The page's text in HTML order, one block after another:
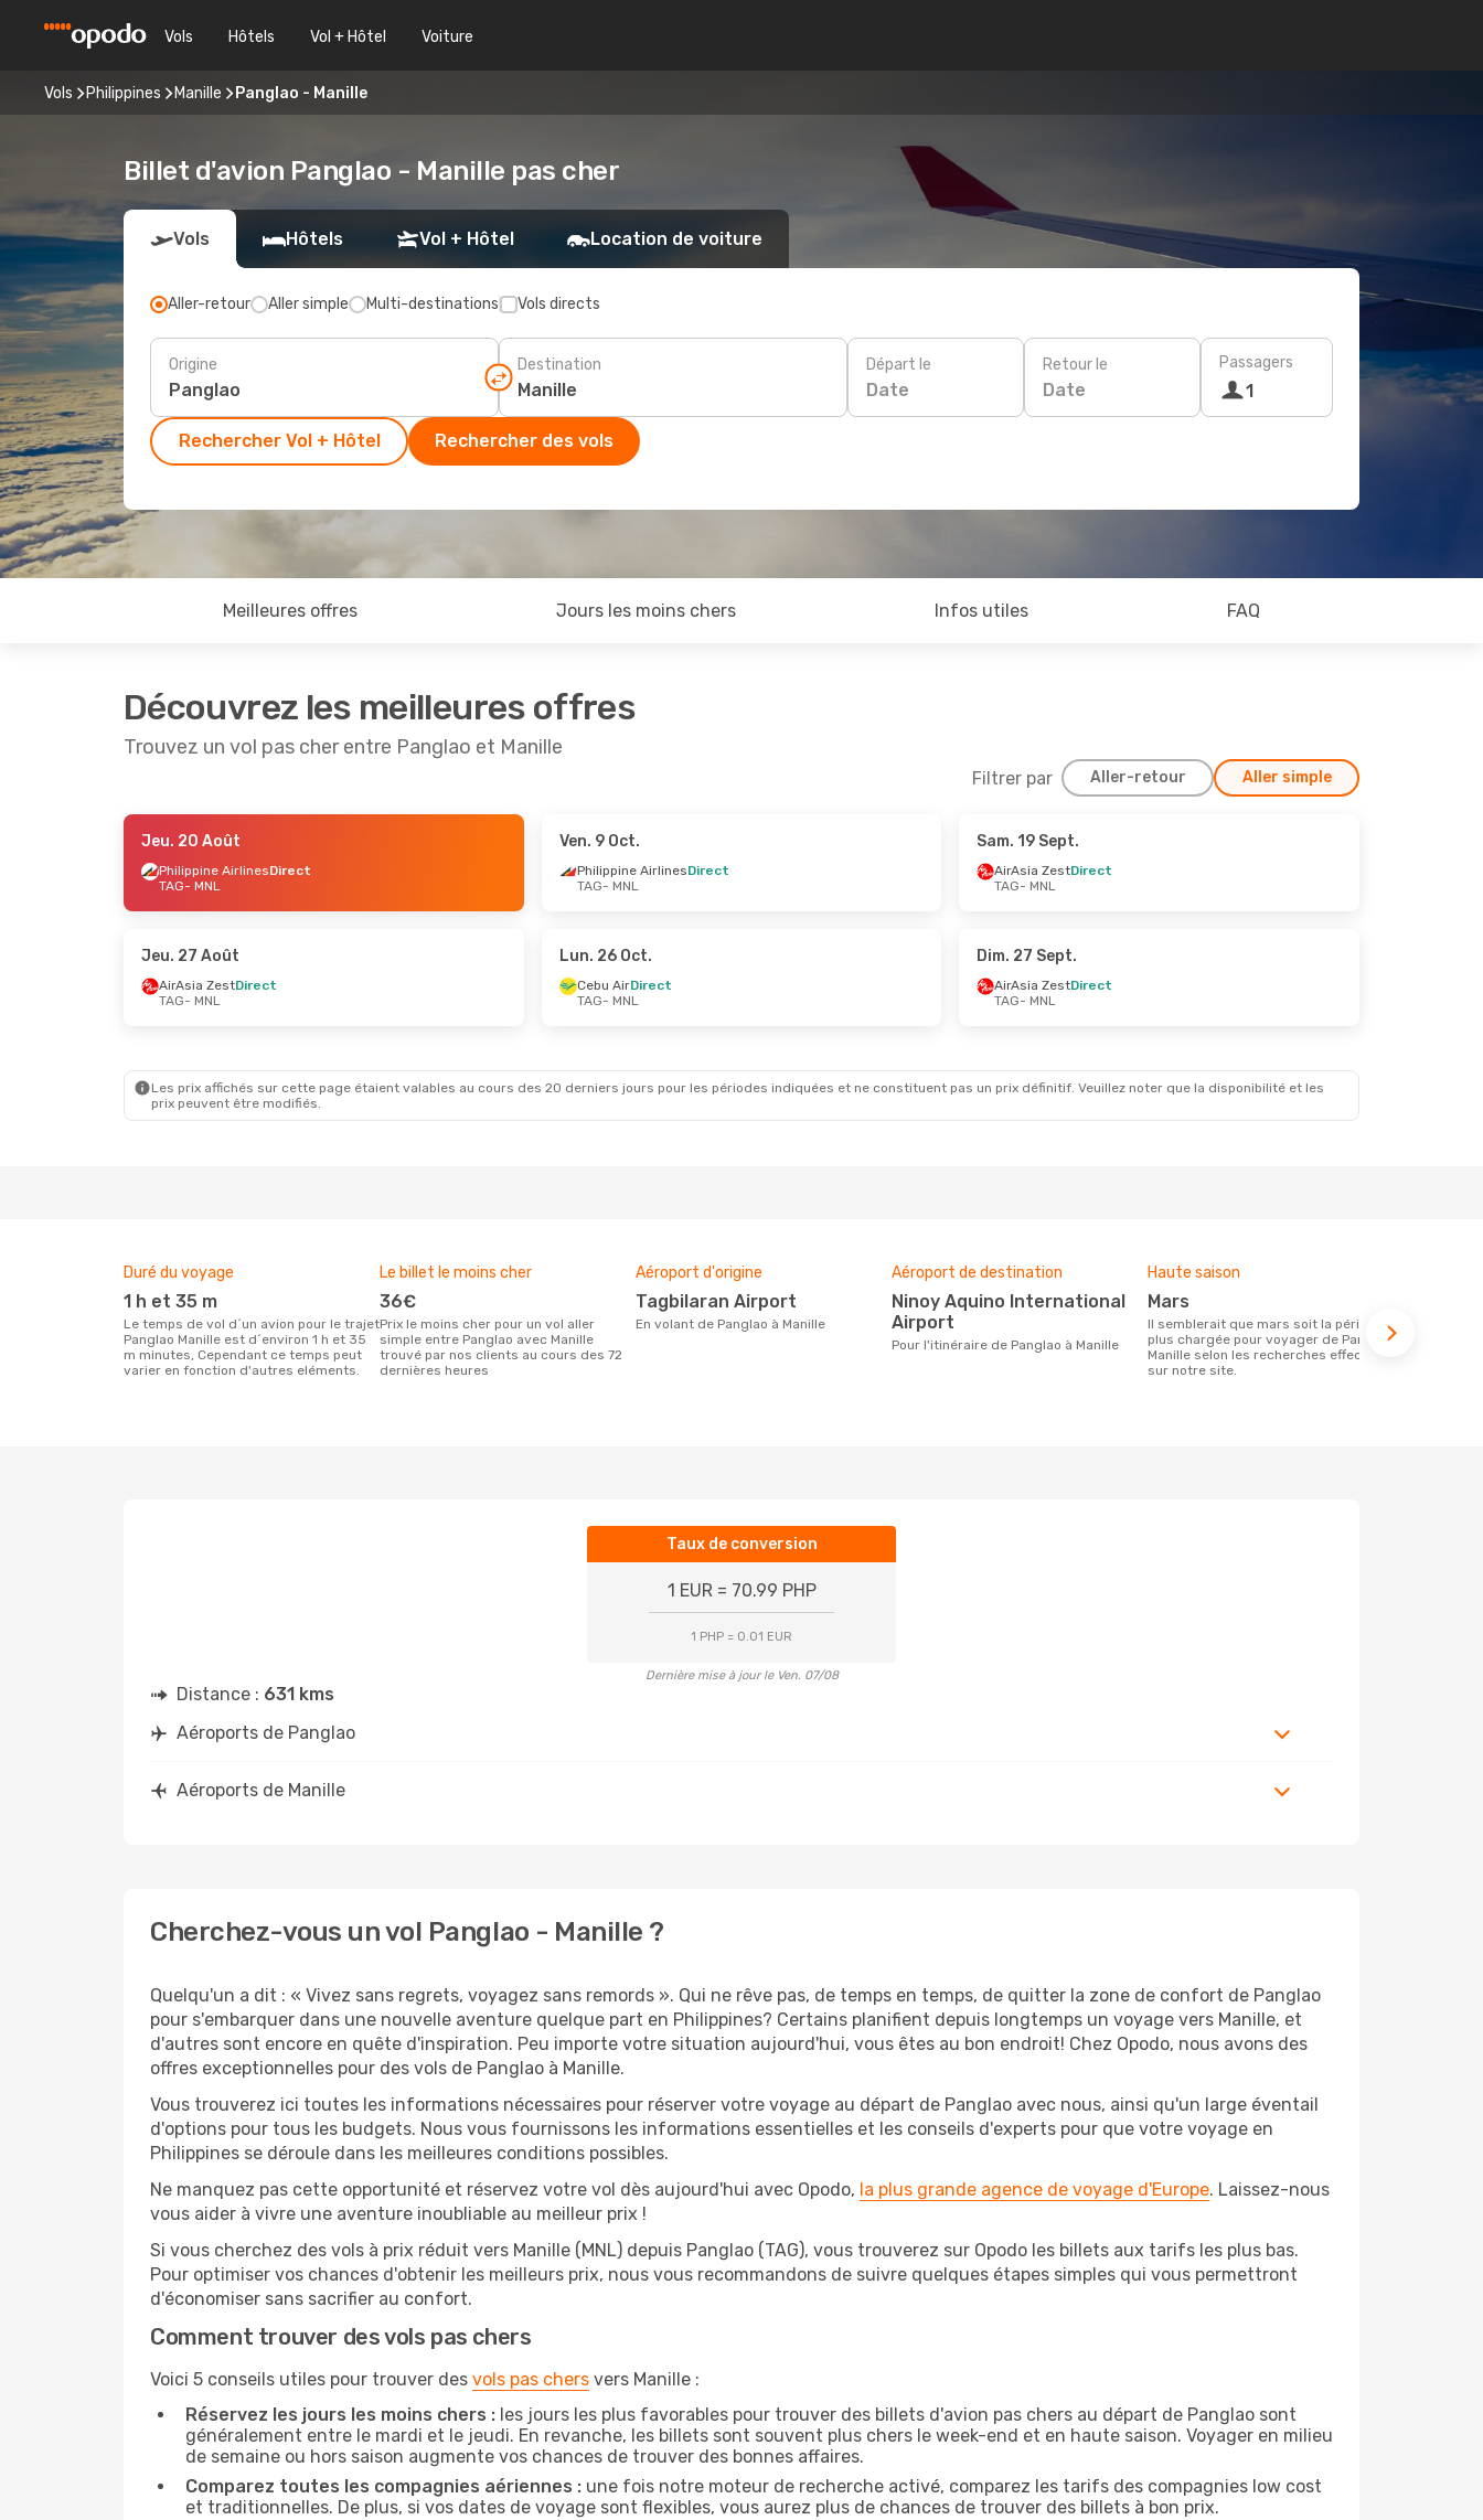
Vols Hôtels Vol + Hôtel Voiture
Vols Philippines Manille Panglao - Manille
Billet d'avion Panglao - Manille pas cher
Vols Hôtels Vol + Hôtel Location de voiture
Aller-retour Aller simple Multi-destinations Vols directs
Origine Destination Départ le
Date
Retour le
Date
Passagers
1
Rechercher Vol + Hôtel Rechercher des vols
Meilleures offres Jours les moins chers Infos utiles FAQ
Découvrez les meilleures offres
Trouvez un vol pas cher entre Panglao et Manille
Filtrer par Aller-retour Aller simple
- Mar. 8 Sept.
Direct
- Mar. 29 Sept.
Jeu. 20 Août
Philippine AirlinesDirect
TAG- MNL
Ven. 9 Oct.
Philippine AirlinesDirect
TAG- MNL
Sam. 19 Sept.
AirAsia ZestDirect
TAG- MNL
Jeu. 27 Août
AirAsia ZestDirect
TAG- MNL
Lun. 26 Oct.
Cebu AirDirect
TAG- MNL
Dim. 27 Sept.
AirAsia ZestDirect
TAG- MNL
Les prix affichés sur cette page étaient valables au cours des 20 derniers jours pour les périodes indiquées et ne constituent pas un prix définitif. Veuillez noter que la disponibilité et les
prix peuvent être modifiés.
Duré du voyage
1 h et 35 m
Le temps de vol d´un avion pour le trajet
Panglao Manille est d´environ 1 h et 35
m minutes, Cependant ce temps peut
varier en fonction d'autres eléments.
Le billet le moins cher
36€
Prix le moins cher pour un vol aller
simple entre Panglao avec Manille
trouvé par nos clients au cours des 72
dernières heures
Aéroport d'origine
Tagbilaran Airport
En volant de Panglao à Manille
Aéroport de destination
Ninoy Aquino International
Airport
Pour l'itinéraire de Panglao à Manille
Haute saison
mars
Il semblerait que mars soit la période la
plus chargée pour voyager de Panglao à
Manille selon les recherches effectuées
sur notre site.
Taux de conversion
1 EUR = 70.99 PHP
1 PHP = 0.01 EUR
Dernière mise à jour le Ven. 07/08
Distance : 631 kms
Aéroports de Panglao
Aéroports de Manille
Cherchez-vous un vol Panglao - Manille ?
Quelqu'un a dit : « Vivez sans regrets, voyagez sans remords ». Qui ne rêve pas, de temps en temps, de quitter la zone de confort de Panglao
pour s'embarquer dans une nouvelle aventure quelque part en Philippines? Certains planifient depuis longtemps un voyage vers Manille, et
d'autres sont encore en quête d'inspiration. Peu importe votre situation aujourd'hui, vous êtes au bon endroit! Chez Opodo, nous avons des
offres exceptionnelles pour des vols de Panglao à Manille.
Vous trouverez ici toutes les informations nécessaires pour réserver votre voyage au départ de Panglao avec nous, ainsi qu'un large éventail
d'options pour tous les budgets. Nous vous fournissons les informations essentielles et les conseils d'experts pour que votre voyage en
Philippines se déroule dans les meilleures conditions possibles.
Ne manquez pas cette opportunité et réservez votre vol dès aujourd'hui avec Opodo, la plus grande agence de voyage d'Europe. Laissez-nous
vous aider à vivre une aventure inoubliable au meilleur prix !
Si vous cherchez des vols à prix réduit vers Manille (MNL) depuis Panglao (TAG), vous trouverez sur Opodo les billets aux tarifs les plus bas.
Pour optimiser vos chances d'obtenir les meilleurs prix, nous vous recommandons de suivre quelques étapes simples qui vous permettront
d'économiser sans sacrifier au confort.
Comment trouver des vols pas chers
Voici 5 conseils utiles pour trouver des vols pas chers vers Manille :
Réservez les jours les moins chers : les jours les plus favorables pour trouver des billets d'avion pas chers au départ de Panglao sont
généralement entre le mardi et le jeudi. En revanche, les billets sont souvent plus chers le week-end et en haute saison. Voyager en milieu
de semaine ou hors saison augmente vos chances de trouver des bonnes affaires.
Comparez toutes les compagnies aériennes : une fois notre moteur de recherche activé, comparez les tarifs des compagnies low cost
et traditionnelles. De plus, si vos dates de voyage sont flexibles, vous aurez plus de chances de trouver des billets à bon prix.